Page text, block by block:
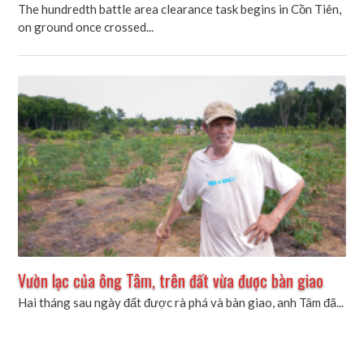
The hundredth battle area clearance task begins in Cồn Tiên,
on ground once crossed...
Vườn lạc của ông Tâm, trên đất vừa được bàn giao
Hai tháng sau ngày đất được rà phá và bàn giao, anh Tâm đã...